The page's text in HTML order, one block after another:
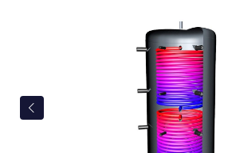
Bildergalerie überspringen